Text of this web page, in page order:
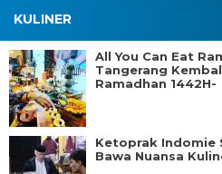
KULINER
All You Can Eat
Tangerang
Ramadhan 1442H-
Ketoprak Indomie
Bawa Nuansa